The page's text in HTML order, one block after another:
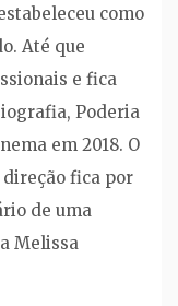
como
Até que
e fica
Poderia
em 2018. O
fica por
de uma
Melissa